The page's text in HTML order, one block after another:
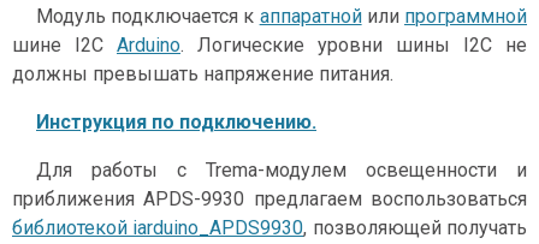
Модуль подключается к аппаратнойили программной
шине I2C Arduino. Логические уровни шины I2C не
должны превышать напряжение питания.
Инструкция по подключению.
Для работы с Trema-модулем освещенности и
приближения APDS-9930 предлагаем воспользоваться
библиотекой iarduino_APDS9930, позволяющей получать